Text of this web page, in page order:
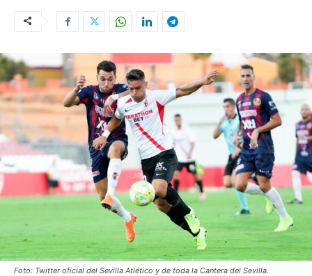
Foto: Twitter oficial del Sevilla Atlético y de toda la Cantera del Sevilla.